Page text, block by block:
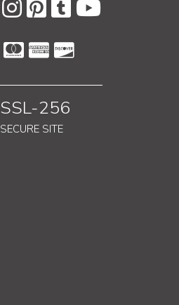
SSL-256
SECURE SITE